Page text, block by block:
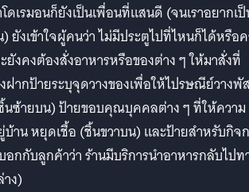
ดเรมอนก็ยังเป็นเพื่อนที่แสนดี (จนเราอยากเ
ยังเข้าใจผู้คนว่า ไม่มีประตูไปที่ไหนก็ได้หรือ
ยังคงต้องสั่งอาหารหรือของต่าง ๆ ให้มาสั่งที่
ฝากป้ายระบุจุดวางของเพื่อให้ไปรษณีย์วางพั
ซ้ายบน) ป้ายขอบคุณบุคคลต่าง ๆ ที่ให้ความ
บ้าน หยุดเชื้อ (ชิ้นขวาบน) และป้ายสำหรับกิจ
อกกับลูกค้าว่า ร้านมีบริการนำอาหารกลับไปท
ง)